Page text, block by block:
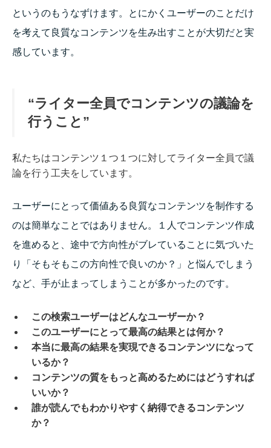
というのもうなずけます。とにかくユーザーのことだけ
を考えて良質なコンテンツを生み出すことが大切だと実
感しています。
“ライター全員でコンテンツの議論を
行うこと”
私たちはコンテンツ１つ１つに対してライター全員で議
論を行う工夫をしています。
ユーザーにとって価値ある良質なコンテンツを制作する
のは簡単なことではありません。１人でコンテンツ作成
を進めると、途中で方向性がブレていることに気づいた
り「そもそもこの方向性で良いのか？」と悩んでしまう
など、手が止まってしまうことが多かったのです。
この検索ユーザーはどんなユーザーか？
このユーザーにとって最高の結果とは何か？
本当に最高の結果を実現できるコンテンツになって
いるか？
コンテンツの質をもっと高めるためにはどうすれば
いいか？
誰が読んでもわかりやすく納得できるコンテンツ
か？